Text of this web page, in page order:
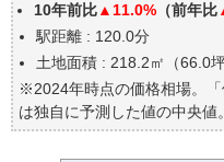
自分の年収でいくらの
10年前比▲11.0% （前年比
駅距離 : 120.0分
土地面積 : 218.2㎡（66.0坪
※2024年時点の価格相場。「
は独自に予測した値の中央値。